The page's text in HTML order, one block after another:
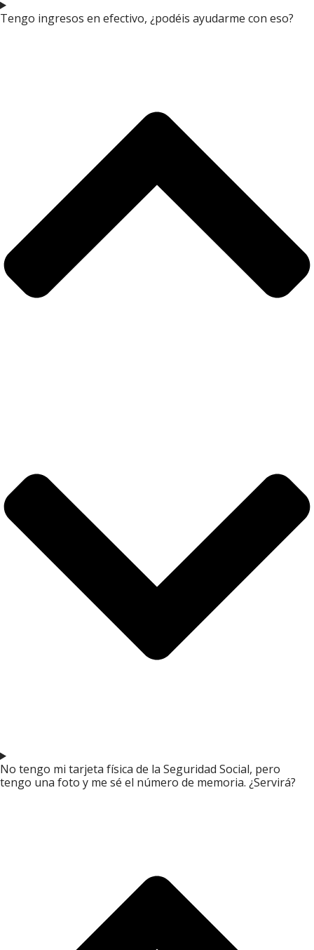
Tengo ingresos en efectivo, ¿podéis ayudarme con eso?
No tengo mi tarjeta física de la Seguridad Social, pero
tengo una foto y me sé el número de memoria. ¿Servirá?